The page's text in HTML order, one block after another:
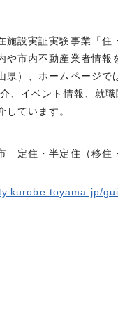
施設実証実験事業「住
や市内不動産業者情報
県）、ホームページで
、イベント情報、就
しています。
定住・半定住（移住